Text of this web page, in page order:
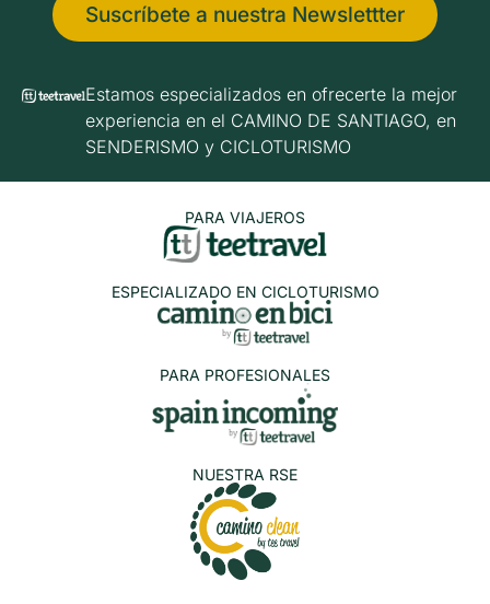
Suscríbete a nuestra Newslettter
Estamos especializados en ofrecerte la mejor
experiencia en el CAMINO DE SANTIAGO, en
SENDERISMO y CICLOTURISMO
PARA VIAJEROS
ESPECIALIZADO EN CICLOTURISMO
PARA PROFESIONALES
NUESTRA RSE